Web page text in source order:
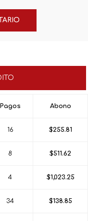
Pagos Abono
16 $255.81
8 $511.62
4 $1,023.25
34 $138.85